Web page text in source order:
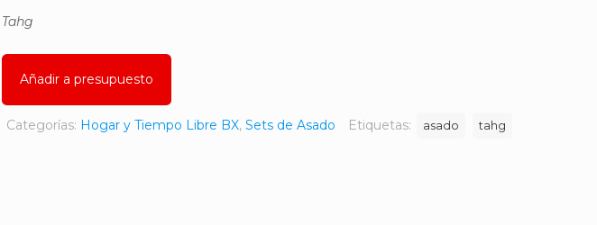
Tahg
Añadir a presupuesto
Categorías: Hogar y Tiempo Libre BX, Sets de Asado Etiquetas: asado tahg